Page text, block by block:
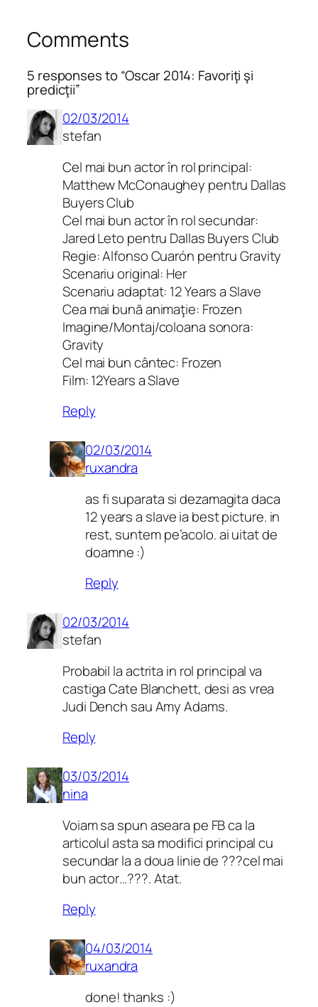
Comments
5 responses to “Oscar 2014: Favoriţi şi
predicţii”
02/03/2014
stefan
Cel mai bun actor în rol principal:
Matthew McConaughey pentru Dallas
Buyers Club
Cel mai bun actor în rol secundar:
Jared Leto pentru Dallas Buyers Club
Regie: Alfonso Cuarón pentru Gravity
Scenariu original: Her
Scenariu adaptat: 12 Years a Slave
Cea mai bună animaţie: Frozen
Imagine/Montaj/coloana sonora:
Gravity
Cel mai bun cântec: Frozen
Film: 12Years a Slave
Reply
02/03/2014
ruxandra
as fi suparata si dezamagita daca
12 years a slave ia best picture. in
rest, suntem pe’acolo. ai uitat de
doamne :)
Reply
02/03/2014
stefan
Probabil la actrita in rol principal va
castiga Cate Blanchett, desi as vrea
Judi Dench sau Amy Adams.
Reply
03/03/2014
nina
Voiam sa spun aseara pe FB ca la
articolul asta sa modifici principal cu
secundar la a doua linie de ???cel mai
bun actor…???. Atat.
Reply
04/03/2014
ruxandra
done! thanks :)